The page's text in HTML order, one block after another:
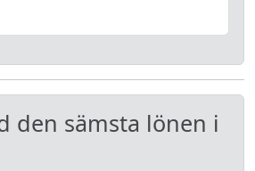
den sämsta lönen i